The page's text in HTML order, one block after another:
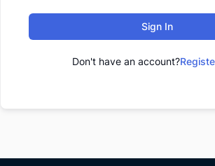
Sign In
Don't have an account?